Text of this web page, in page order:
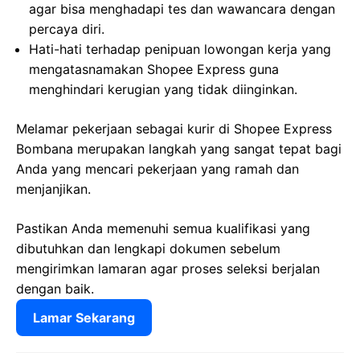
agar bisa menghadapi tes dan wawancara dengan
percaya diri.
Hati-hati terhadap penipuan lowongan kerja yang
mengatasnamakan Shopee Express guna
menghindari kerugian yang tidak diinginkan.
Melamar pekerjaan sebagai kurir di Shopee Express
Bombana merupakan langkah yang sangat tepat bagi
Anda yang mencari pekerjaan yang ramah dan
menjanjikan.
Pastikan Anda memenuhi semua kualifikasi yang
dibutuhkan dan lengkapi dokumen sebelum
mengirimkan lamaran agar proses seleksi berjalan
dengan baik.
Lamar Sekarang